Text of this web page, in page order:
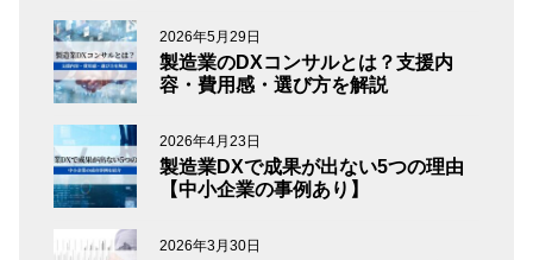
2026年5月29日
製造業のDXコンサルとは？支援内
容・費用感・選び方を解説
2026年4月23日
製造業DXで成果が出ない5つの理由
【中小企業の事例あり】
2026年3月30日